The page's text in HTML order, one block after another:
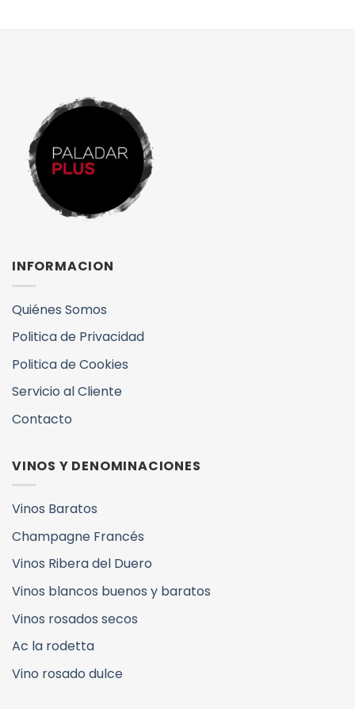
INFORMACION
Quiénes Somos
Politica de Privacidad
Politica de Cookies
Servicio al Cliente
Contacto
VINOS Y DENOMINACIONES
Vinos Baratos
Champagne Francés
Vinos Ribera del Duero
Vinos blancos buenos y baratos
Vinos rosados secos
Ac la rodetta
Vino rosado dulce